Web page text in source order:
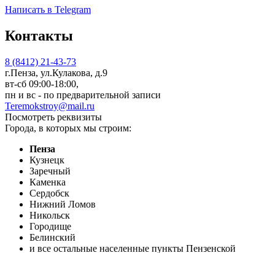
Написать в Telegram
Контакты
8 (8412) 21-43-73
г.Пенза, ул.Кулакова, д.9
вт-сб 09:00-18:00,
пн и вс - по предварительной записи
Teremokstroy@mail.ru
Посмотреть реквизиты
Города, в которых мы строим:
Пенза
Кузнецк
Заречный
Каменка
Сердобск
Нижний Ломов
Никольск
Городище
Белинский
и все остальные населенные пункты Пензенской